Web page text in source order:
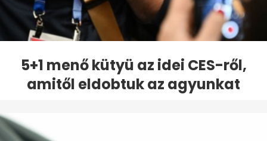
5+1 menő kütyü az idei CES-ről,
amitől eldobtuk az agyunkat